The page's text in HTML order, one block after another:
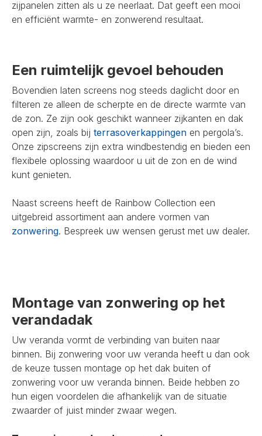
zijpanelen zitten als u ze neerlaat. Dat geeft een mooi
en efficiënt warmte- en zonwerend resultaat.
Een ruimtelijk gevoel behouden
Bovendien laten screens nog steeds daglicht door en
filteren ze alleen de scherpte en de directe warmte van
de zon. Ze zijn ook geschikt wanneer zijkanten en dak
open zijn, zoals bij terrasoverkappingen en pergola’s.
Onze zipscreens zijn extra windbestendig en bieden een
flexibele oplossing waardoor u uit de zon en de wind
kunt genieten.
Naast screens heeft de Rainbow Collection een
uitgebreid assortiment aan andere vormen van
zonwering. Bespreek uw wensen gerust met uw dealer.
Montage van zonwering op het
verandadak
Uw veranda vormt de verbinding van buiten naar
binnen. Bij zonwering voor uw veranda heeft u dan ook
de keuze tussen montage op het dak buiten of
zonwering voor uw veranda binnen. Beide hebben zo
hun eigen voordelen die afhankelijk van de situatie
zwaarder of juist minder zwaar wegen.